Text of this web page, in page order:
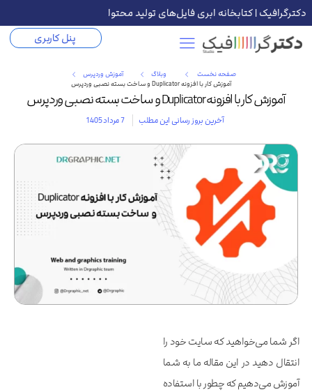
دکترگرافیک | کتابخانه ابری فایل‌های تولید محتوا
پنل کاربری
صفحه نخست وبلاگ
آموزش وردپرس
آموزش کار با افزونه Duplicator و ساخت بسته نصبی وردپرس
آموزش کار با افزونه Duplicator و ساخت بسته نصبی وردپرس
آخرین بروز رسانی این مطلب 7 مرداد 1405
اگر شما می‌خواهید که سایت خود را
انتقال دهید در این مقاله ما به شما
آموزش می‌دهیم که چطور با استفاده